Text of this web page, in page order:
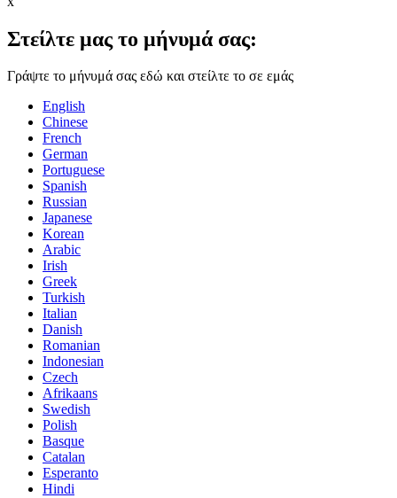
Στείλτε μας το μήνυμά σας:
Γράψτε το μήνυμά σας εδώ και στείλτε το σε εμάς
English
Chinese
French
German
Portuguese
Spanish
Russian
Japanese
Korean
Arabic
Irish
Greek
Turkish
Italian
Danish
Romanian
Indonesian
Czech
Afrikaans
Swedish
Polish
Basque
Catalan
Esperanto
Hindi